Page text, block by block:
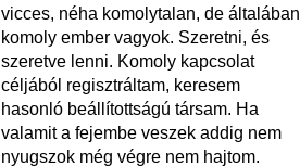
vicces, néha komolytalan, de általában
komoly ember vagyok. Szeretni, és
szeretve lenni. Komoly kapcsolat
céljából regisztráltam, keresem
hasonló beállítottságú társam. Ha
valamit a fejembe veszek addig nem
nyugszok még végre nem hajtom.